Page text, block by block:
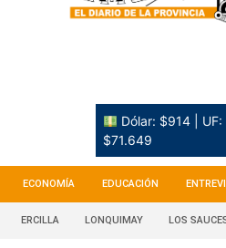
Dólar: $914 |
$71.649
ECONOMÍA EDUCACIÓN
ERCILLA LONQUIMAY LOS